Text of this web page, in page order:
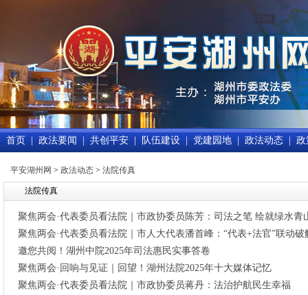
首页 政法要闻 共创平安 队伍建设 党建园地 政法动态 政
平安湖州网 > 政法动态 > 法院传真
法院传真
聚焦两会·代表委员看法院｜市政协委员陈芳：司法之笔 绘就绿水青
聚焦两会·代表委员看法院｜市人大代表潘首峰：“代表+法官”联动破
邀您共阅！湖州中院2025年司法惠民实事答卷
聚焦两会·回响与见证｜回望！湖州法院2025年十大媒体记忆
聚焦两会·代表委员看法院｜市政协委员蒋丹：法治护航民生幸福